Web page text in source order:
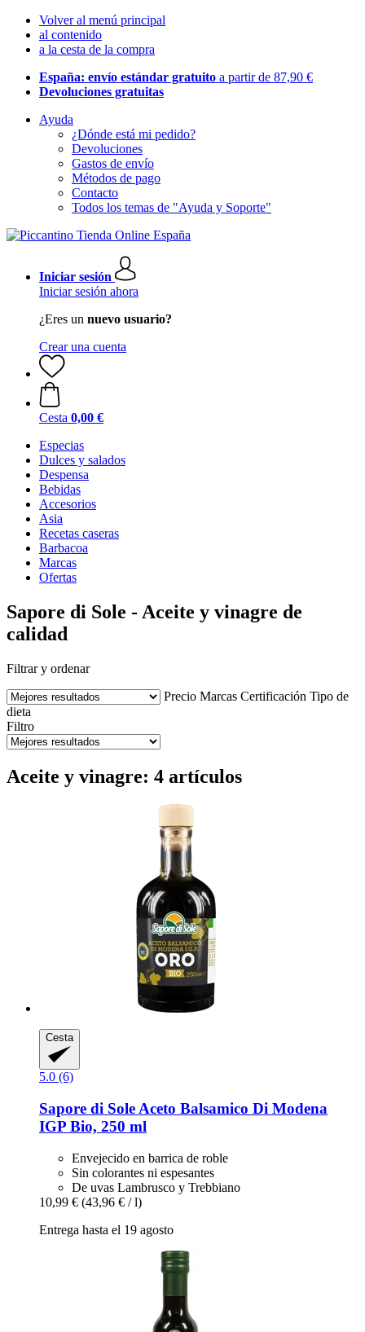
Volver al menú principal
al contenido
a la cesta de la compra
España: envío estándar gratuito a partir de 87,90 €
Devoluciones gratuitas
Ayuda
¿Dónde está mi pedido?
Devoluciones
Gastos de envío
Métodos de pago
Contacto
Todos los temas de "Ayuda y Soporte"
Iniciar sesión
Iniciar sesión ahora
¿Eres un nuevo usuario?
Crear una cuenta
Cesta 0,00 €
Especias
Dulces y salados
Despensa
Bebidas
Accesorios
Asia
Recetas caseras
Barbacoa
Marcas
Ofertas
Sapore di Sole - Aceite y vinagre de
calidad
Filtrar y ordenar
Precio Marcas Certificación Tipo de
dieta
Filtro
Aceite y vinagre: 4 artículos
Cesta
5.0 (6)
Sapore di Sole Aceto Balsamico Di Modena
IGP Bio, 250 ml
Envejecido en barrica de roble
Sin colorantes ni espesantes
De uvas Lambrusco y Trebbiano
10,99 € (43,96 € / l)
Entrega hasta el 19 agosto